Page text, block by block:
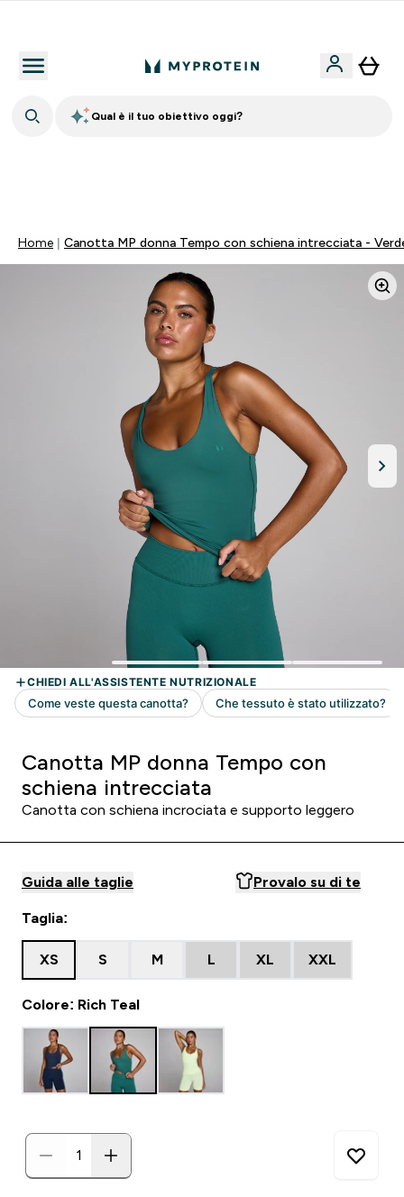
Qual è il tuo obiettivo oggi?
Home Canotta MP donna Tempo con schiena intrecciata -
Canotta MP donna Tempo con
schiena intrecciata
Canotta con schiena incrociata e supporto leggero
Guida alle taglie Provalo su di te
Taglia:
XS S M L XL XXL
Colore: Rich Teal